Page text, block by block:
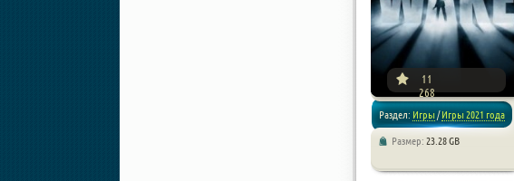
11
268
Раздел: Игры/Игры 2021 года
Размер: 23.28 GB